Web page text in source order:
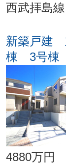
西武拝島
新築戸建
棟 3号棟
4880万円